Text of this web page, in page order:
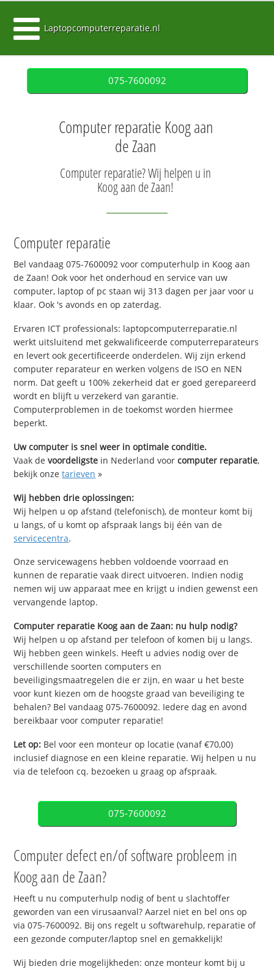
Laptopcomputerreparatie.nl
075-7600092
Computer reparatie Koog aan
de Zaan
Computer reparatie? Wij helpen u in
Koog aan de Zaan!
Computer reparatie
Bel vandaag 075-7600092 voor computerhulp in Koog aan
de Zaan! Ook voor het onderhoud en service van uw
computer, laptop of pc staan wij 313 dagen per jaar voor u
klaar. Ook 's avonds en op zaterdag.
Ervaren ICT professionals: laptopcomputerreparatie.nl
werkt uitsluitend met gekwalificeerde computerreparateurs
en levert ook gecertificeerde onderdelen. Wij zijn erkend
computer reparateur en werken volgens de ISO en NEN
norm. Dat geeft u 100% zekerheid dat er goed gerepareerd
wordt en blijft u verzekerd van garantie.
Computerproblemen in de toekomst worden hiermee
beperkt.
Uw computer is snel weer in optimale conditie.
Vaak devoordeligste in Nederland voorcomputer reparatie,
bekijk onzetarieven »
Wij hebben drie oplossingen:
Wij helpen u op afstand (telefonisch), de monteur komt bij
u langs, of u komt op afspraak langs bij één van de
servicecentra.
Onze servicewagens hebben voldoende voorraad en
kunnen de reparatie vaak direct uitvoeren. Indien nodig
nemen wij uw apparaat mee en krijgt u indien gewenst een
vervangende laptop.
Computer reparatie Koog aan de Zaan: nu hulp nodig?
Wij helpen u op afstand per telefoon of komen bij u langs.
Wij hebben geen winkels. Heeft u advies nodig over de
verschillende soorten computers en
beveiligingsmaatregelen die er zijn, en waar u het beste
voor kunt kiezen om de hoogste graad van beveiliging te
behalen? Bel vandaag 075-7600092. Iedere dag en avond
bereikbaar voor computer reparatie!
Let op: Bel voor een monteur op locatie (vanaf €70,00)
inclusief diagnose en een kleine reparatie. Wij helpen u nu
via de telefoon cq. bezoeken u graag op afspraak.
075-7600092
Computer defect en/of software probleem in
Koog aan de Zaan?
Heeft u nu computerhulp nodig of bent u slachtoffer
geworden van een virusaanval? Aarzel niet en bel ons op
via 075-7600092. Bij ons regelt u softwarehulp, reparatie of
een gezonde computer/laptop snel en gemakkelijk!
Wij bieden drie mogelijkheden: onze monteur komt bij u